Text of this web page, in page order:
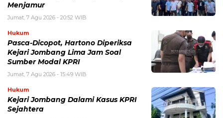
Menjamur
Jumat, 7 Agu 2026 - 20:52 WIB
Hukum
Pasca-Dicopot, Hartono Diperiksa
Kejari Jombang Lima Jam Soal
Sumber Modal KPRI
Jumat, 7 Agu 2026 - 15:49 WIB
Hukum
Kejari Jombang Dalami Kasus KPRI
Sejahtera